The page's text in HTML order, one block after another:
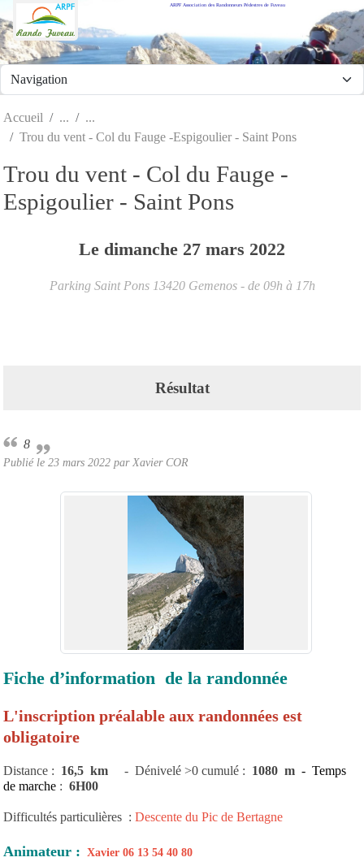
ARPF Association des Randonneurs Pédestres de Fuveau
Accueil
Trou du vent - Col du Fauge -Espigoulier - Saint Pons
Trou du vent - Col du Fauge -
Espigoulier - Saint Pons
Le dimanche 27 mars 2022
Parking Saint Pons 13420 Gemenos - de 09h à 17h
Résultat
8
Publié le 23 mars 2022 par Xavier COR
Fiche d’information de la randonnée
L'inscription préalable aux randonnées est
obligatoire
Distance : 16,5 km - Dénivelé >0 cumulé : 1080 m - Temps
de marche : 6H00
Difficultés particulières : Descente du Pic de Bertagne
Animateur : Xavier 06 13 54 40 80
Panneau de gestion des cookies